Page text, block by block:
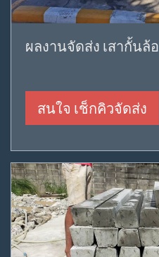
ผลงานจัดส่ง เสากั้นล้อ
สนใจ เช็กคิวจัดส่ง